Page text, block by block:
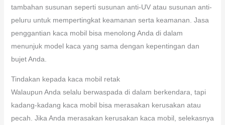
tambahan susunan seperti susunan anti-UV atau susunan anti-
peluru untuk mempertingkat keamanan serta keamanan. Jasa
penggantian kaca mobil bisa menolong Anda di dalam
menunjuk model kaca yang sama dengan kepentingan dan
bujet Anda.
Tindakan kepada kaca mobil retak
Walaupun Anda selalu berwaspada di dalam berkendara, tapi
kadang-kadang kaca mobil bisa merasakan kerusakan atau
pecah. Jika Anda merasakan kerusakan kaca mobil, selekasnya